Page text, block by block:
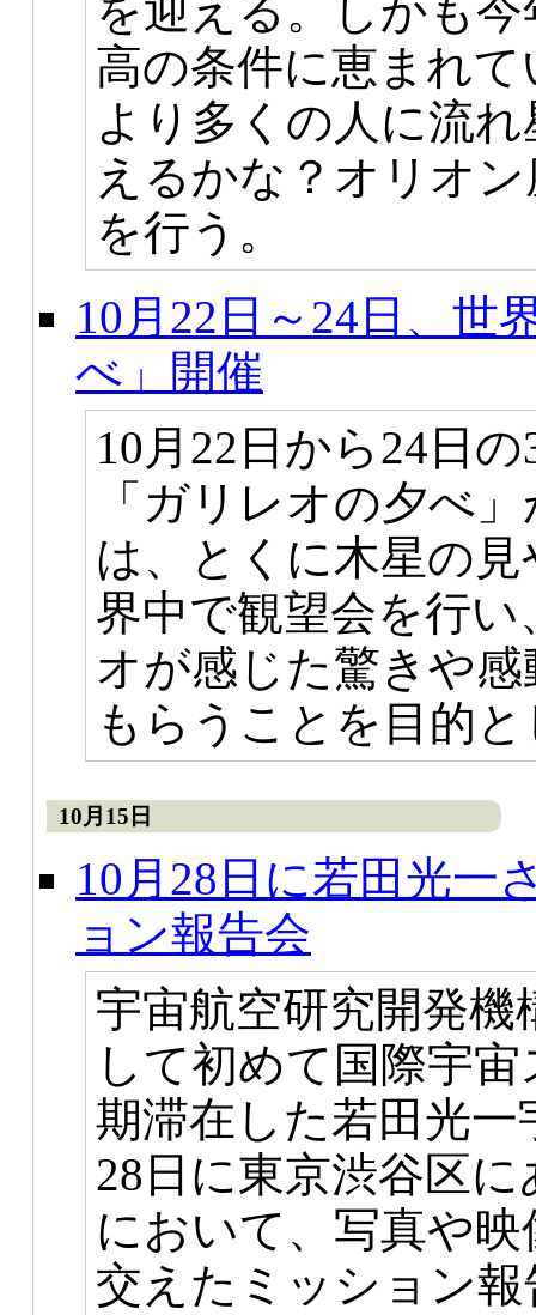
を迎える。しかも
高の条件に恵まれ
より多くの人に流
えるかな？オリオ
を行う。
10月22日～24日、世
べ」開催
10月22日から24日
「ガリレオの夕べ
は、とくに木星の
界中で観望会を行
オが感じた驚きや
もらうことを目的
10月15日
10月28日に若田光一
ョン報告会
宇宙航空研究開発
して初めて国際宇
期滞在した若田光一
28日に東京渋谷区に
において、写真や
交えたミッション